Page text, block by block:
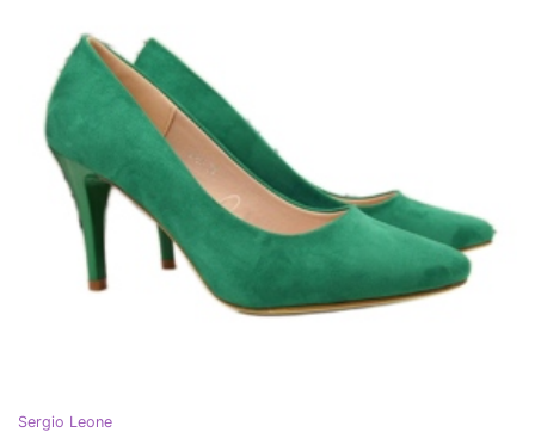
Sergio Leone